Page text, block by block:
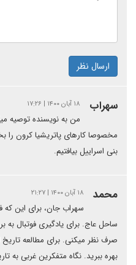
ارسال نظر
سهراب ۱۸ آبان ۱۴۰۰ | ۱۷:۲۶
من به نویسنده توصیه
مخصوصا کارهای پاتریشیا کرون را
بنی اسراییل بیافتیم.
محمد ۱۸ آبان ۱۴۰۰ | ۲۱:۲۷
سهراب جان، برای این که
ساحل عاج. برای یادگیری فوتبال به
صرف نظر میکنی. برای مطالعه
بهره ببرید. نگاه متفکرین غربی به